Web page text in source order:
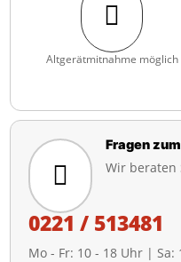

Altgerätmitnahme möglich

Fragen
Wir beraten
0221 / 513481
Mo - Fr: 10 - 18 Uhr | Sa: